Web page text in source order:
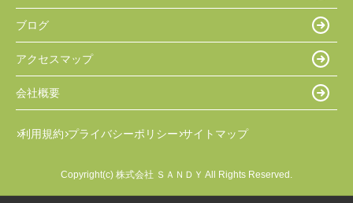
ブログ
アクセスマップ
会社概要
利用規約 プライバシーポリシー サイトマップ
Copyright(c) 株式会社 ＳＡＮＤＹ All Rights Reserved.